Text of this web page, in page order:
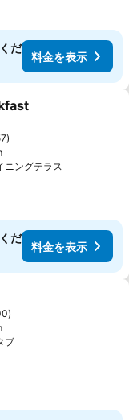
だ
料金を表示
追加
ニングテラス
だ
料金を表示
追加
ブ